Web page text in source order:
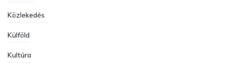
Közlekedés
Külföld
Kultúra